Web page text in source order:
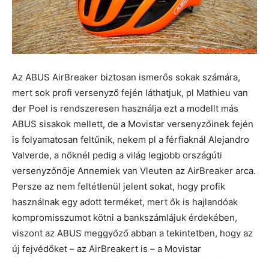
Az ABUS AirBreaker biztosan ismerős sokak számára,
mert sok profi versenyző fején láthatjuk, pl Mathieu van
der Poel is rendszeresen használja ezt a modellt más
ABUS sisakok mellett, de a Movistar versenyzőinek fején
is folyamatosan feltűnik, nekem pl a férfiaknál Alejandro
Valverde, a nőknél pedig a világ legjobb országúti
versenyzőnője Annemiek van Vleuten az AirBreaker arca.
Persze az nem feltétlenül jelent sokat, hogy profik
használnak egy adott terméket, mert ők is hajlandóak
kompromisszumot kötni a bankszámlájuk érdekében,
viszont az ABUS meggyőző abban a tekintetben, hogy az
új fejvédőket – az AirBreakert is – a Movistar